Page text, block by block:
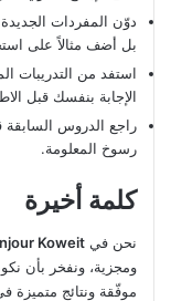
دوّن المفردات
بل أضف مثالاً على
استفد من التدريبات
الإجابة بنفسك قبل
راجع الدروس السابقة
رسوخ المعلومة.
كلمة أخيرة
نحن في Koweit
ومجزية، ونفخر بأن
موفّقة ونتائج متميزة